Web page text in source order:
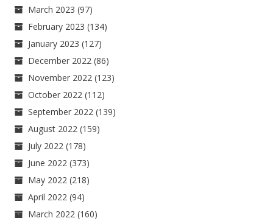
March 2023 (97)
February 2023 (134)
January 2023 (127)
December 2022 (86)
November 2022 (123)
October 2022 (112)
September 2022 (139)
August 2022 (159)
July 2022 (178)
June 2022 (373)
May 2022 (218)
April 2022 (94)
March 2022 (160)